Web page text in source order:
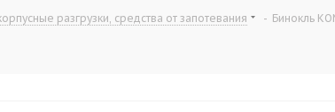
разгрузки, средства от запотевания - Бинокль